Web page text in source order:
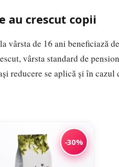
au crescut copii
vârsta de 16 ani beneficiază
vârsta standard de
reducere se aplică și în
-30%